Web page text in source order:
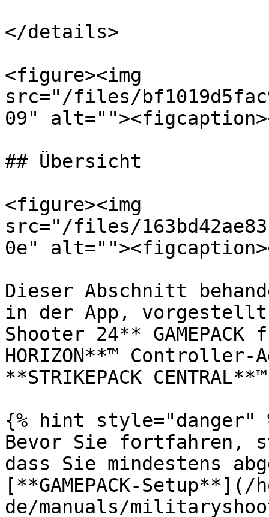
</details>
<figure><img
src="/files/
09"
## Übersicht
<figure><img
src="/files/
0e"
Dieser Abschnitt
in der App,
Shooter 24** GAMEPACK
HORIZON**™
**STRIKEPACK
{% hint style="danger"
Bevor Sie fortfahren,
dass Sie mindestens
[**GAMEPACK-
de/manuals/